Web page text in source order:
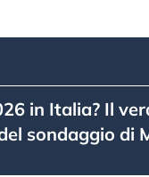
in Italia? Il
sondaggio di